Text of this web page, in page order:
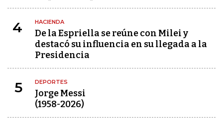
4 HACIENDA
De la Espriella se reúne con Milei y
destacó su influencia en su llegada a la
Presidencia
5 DEPORTES
Jorge Messi
(1958-2026)